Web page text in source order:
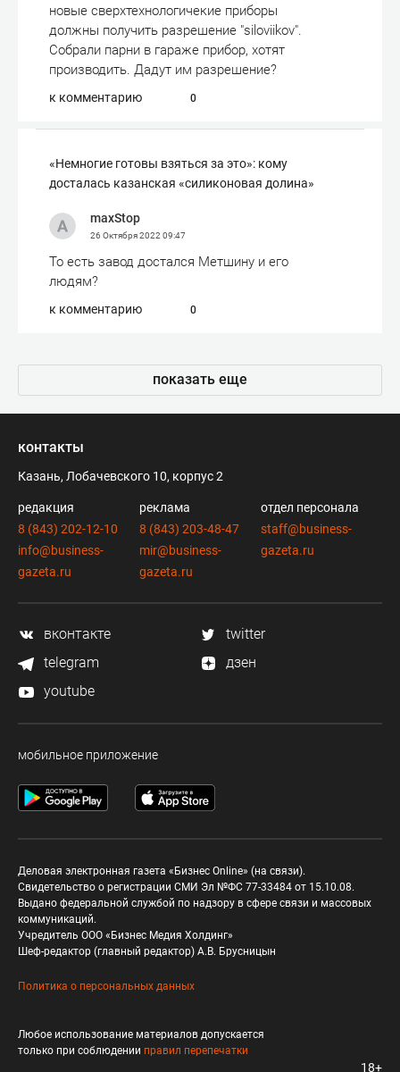
новые сверхтехнологичекие приборы
должны получить разрешение "siloviikov".
Собрали парни в гараже прибор, хотят
производить. Дадут им разрешение?
к комментарию 0
«Немногие готовы взяться за это»: кому
досталась казанская «силиконовая долина»
maxStop
26 Октября 2022 09:47
То есть завод достался Метшину и его
людям?
к комментарию 0
показать еще
контакты
Казань, Лобачевского 10, корпус 2
редакция
8 (843) 202-12-10
info@business-
gazeta.ru
реклама
8 (843) 203-48-47
mir@business-
gazeta.ru
отдел персонала
staff@business-
gazeta.ru
вконтакте
twitter
telegram
дзен
youtube
мобильное приложение
Деловая электронная газета «Бизнес Online» (на связи).
Свидетельство о регистрации СМИ Эл №ФС 77-33484 от 15.10.08.
Выдано федеральной службой по надзору в сфере связи и массовых
коммуникаций.
Учредитель ООО «Бизнес Медия Холдинг»
Шеф-редактор (главный редактор) А.В. Брусницын
Политика о персональных данных
Любое использование материалов допускается
только при соблюдении правил перепечатки
18+